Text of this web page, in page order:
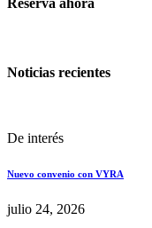
Noticias recientes
De interés
Nuevo convenio con VYRA
julio 24, 2026